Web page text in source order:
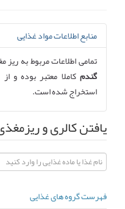
منابع اطلاعات مواد غذایی
تمامی اطلاعات مربوط به
گندمکاملا معتبر بوده و از
استخراج شده است.
یافتن کالری و
فهرست گروه های غذایی